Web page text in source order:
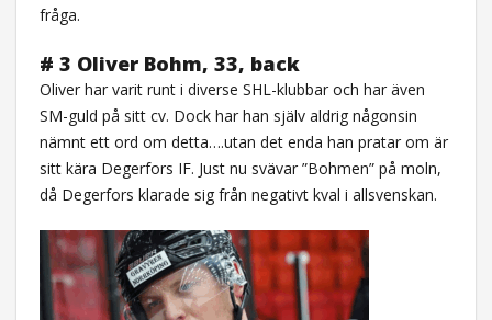
fråga.
# 3 Oliver Bohm, 33, back
Oliver har varit runt i diverse SHL-klubbar och har även
SM-guld på sitt cv. Dock har han själv aldrig någonsin
nämnt ett ord om detta….utan det enda han pratar om är
sitt kära Degerfors IF. Just nu svävar ”Bohmen” på moln,
då Degerfors klarade sig från negativt kval i allsvenskan.